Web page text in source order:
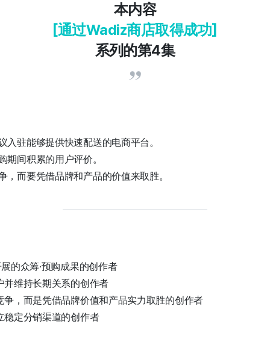
本内容
[通过Wadiz商店取得成功]
系列的第4集
入驻能够提供快速配送的电商平台。
期间积累的用户评价。
，而要凭借品牌和产品的价值来取胜。
的众筹·预购成果的创作者
并维持长期关系的创作者
争，而是凭借品牌价值和产品实力取胜的创作者
稳定分销渠道的创作者